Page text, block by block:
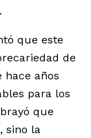
que este
de
hace años
para los
que
sino la